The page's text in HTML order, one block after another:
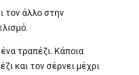
τον άλλο στην
τραπέζι. Κάποια
και τον σέρνει μέχρι